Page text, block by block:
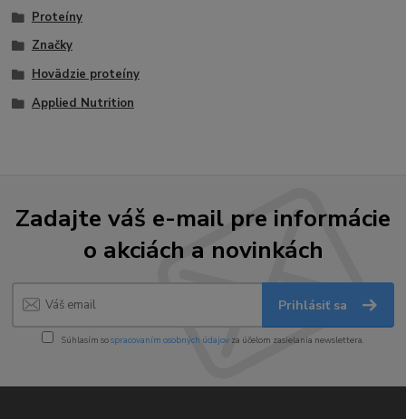
Proteíny
Značky
Hovädzie proteíny
Applied Nutrition
Zadajte váš e-mail pre informácie
o akciách a novinkách
Prihlásiť sa
Súhlasím sospracovaním osobných údajov za účelom zasielania newslettera.